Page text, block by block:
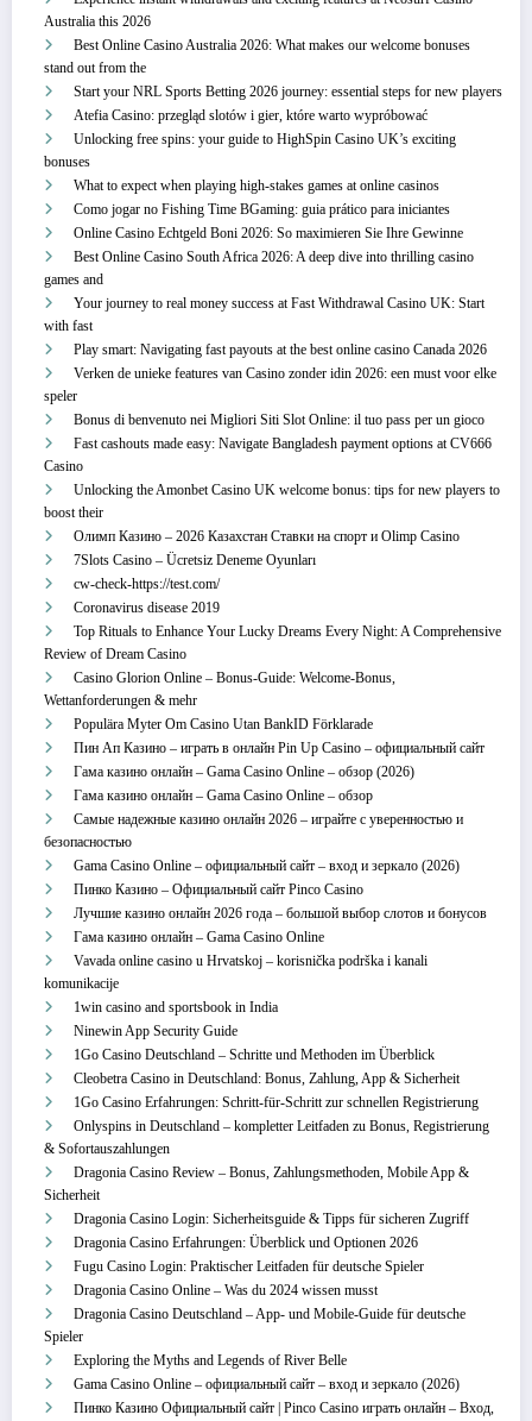
Australia this 2026
Best Online Casino Australia 2026: What makes our welcome bonuses
stand out from the
Start your NRL Sports Betting 2026 journey: essential steps for new players
Atefia Casino: przegląd slotów i gier, które warto wypróbować
Unlocking free spins: your guide to HighSpin Casino UK’s exciting
bonuses
What to expect when playing high-stakes games at online casinos
Como jogar no Fishing Time BGaming: guia prático para iniciantes
Online Casino Echtgeld Boni 2026: So maximieren Sie Ihre Gewinne
Best Online Casino South Africa 2026: A deep dive into thrilling casino
games and
Your journey to real money success at Fast Withdrawal Casino UK: Start
with fast
Play smart: Navigating fast payouts at the best online casino Canada 2026
Verken de unieke features van Casino zonder idin 2026: een must voor elke
speler
Bonus di benvenuto nei Migliori Siti Slot Online: il tuo pass per un gioco
Fast cashouts made easy: Navigate Bangladesh payment options at CV666
Casino
Unlocking the Amonbet Casino UK welcome bonus: tips for new players to
boost their
Олимп Казино – 2026 Казахстан Ставки на спорт и Olimp Casino
7Slots Casino – Ücretsiz Deneme Oyunları
cw-check-https://test.com/
Coronavirus disease 2019
Top Rituals to Enhance Your Lucky Dreams Every Night: A Comprehensive
Review of Dream Casino
Casino Glorion Online – Bonus‑Guide: Welcome‑Bonus,
Wettanforderungen & mehr
Populära Myter Om Casino Utan BankID Förklarade
Пин Ап Казино – играть в онлайн Pin Up Casino – официальный сайт
Гама казино онлайн – Gama Casino Online – обзор (2026)
Гама казино онлайн – Gama Casino Online – обзор
Самые надежные казино онлайн 2026 – играйте с уверенностью и
безопасностью
Gama Casino Online – официальный сайт – вход и зеркало (2026)
Пинко Казино – Официальный сайт Pinco Casino
Лучшие казино онлайн 2026 года – большой выбор слотов и бонусов
Гама казино онлайн – Gama Casino Online
Vavada online casino u Hrvatskoj – korisnička podrška i kanali
komunikacije
1win casino and sportsbook in India
Ninewin App Security Guide
1Go Casino Deutschland – Schritte und Methoden im Überblick
Cleobetra Casino in Deutschland: Bonus, Zahlung, App & Sicherheit
1Go Casino Erfahrungen: Schritt‑für‑Schritt zur schnellen Registrierung
Onlyspins in Deutschland – kompletter Leitfaden zu Bonus, Registrierung
& Sofortauszahlungen
Dragonia Casino Review – Bonus, Zahlungsmethoden, Mobile App &
Sicherheit
Dragonia Casino Login: Sicherheitsguide & Tipps für sicheren Zugriff
Dragonia Casino Erfahrungen: Überblick und Optionen 2026
Fugu Casino Login: Praktischer Leitfaden für deutsche Spieler
Dragonia Casino Online – Was du 2024 wissen musst
Dragonia Casino Deutschland – App‑ und Mobile‑Guide für deutsche
Spieler
Exploring the Myths and Legends of River Belle
Gama Casino Online – официальный сайт – вход и зеркало (2026)
Пинко Казино Официальный сайт | Pinco Casino играть онлайн – Вход,